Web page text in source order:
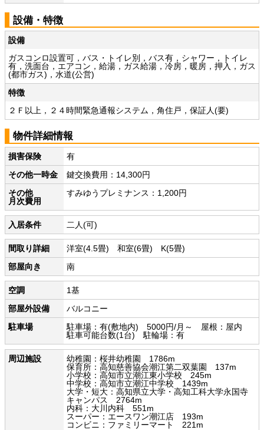
設備・特徴
設備
ガスコンロ設置可，バス・トイレ別，バス有，シャワー，トイレ
有，洗面台，エアコン，給湯，ガス給湯，冷房，暖房，押入，ガス
(都市ガス)，水道(公営)
特徴
２Ｆ以上，２４時間緊急通報システム，角住戸，保証人(要)
物件詳細情報
損害保険
有
その他一時金
鍵交換費用：14,300円
その他
月次費用
すみゆうプレミナンス：1,200円
入居条件 二人(可)
間取り詳細
洋室(4.5畳) 和室(6畳) K(5畳)
部屋向き
南
空調
1基
部屋外設備
バルコニー
駐車場
駐車場：有(敷地内) 5000円/月～ 屋根：屋内
駐車可能台数(1台) 駐輪場：有
周辺施設
幼稚園：桜井幼稚園 1786m
保育所：高知慈善協会潮江第二双葉園 137m
小学校：高知市立潮江東小学校 245m
中学校：高知市立潮江中学校 1439m
大学・短大：高知県立大学・高知工科大学永国寺
キャンパス 2764m
内科：大川内科 551m
スーパー：エースワン潮江店 193m
コンビニ：ファミリーマート 221m